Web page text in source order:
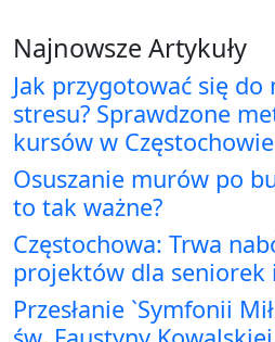
Najnowsze Artykuły
Jak przygotować się do
stresu? Sprawdzone
kursów w Częstochowie
Osuszanie murów po
to tak ważne?
Częstochowa: Trwa
projektów dla seniorek
Przesłanie `Symfonii